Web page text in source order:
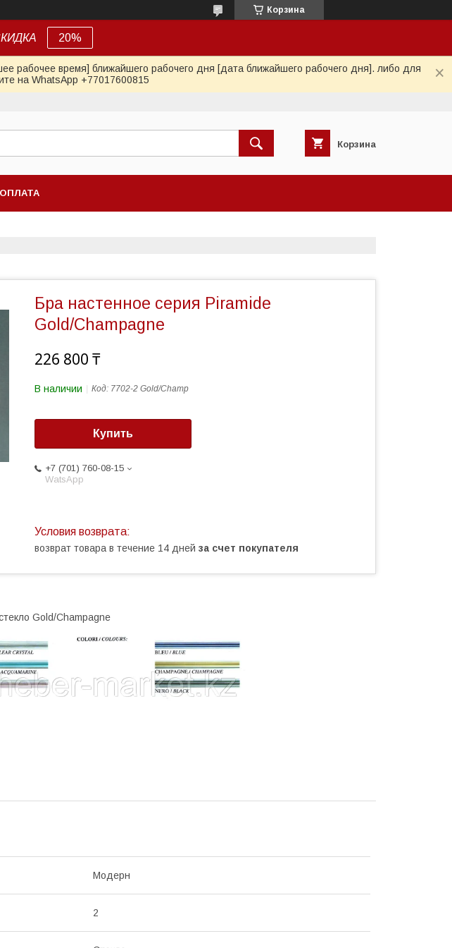
Корзина
20%
рабочее время] ближайшего рабочего дня [дата ближайшего рабочего дня]. либо для
на WhatsApp +77017600815
Корзина
Бра настенное серия Piramide
Gold/Champagne
226 800 ₸
В наличии Код: 7702-2 Gold/Champ
Купить
+7 (701) 760-08-15
WatsApp
возврат товара в течение 14 дней за счет покупателя
Gold/Champagne
Модерн
2